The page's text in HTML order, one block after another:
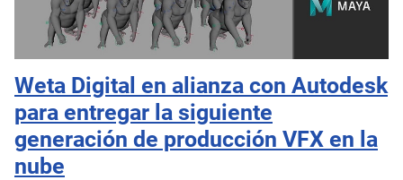
Weta Digital en alianza con Autodesk
para entregar la siguiente
generación de producción VFX en la
nube